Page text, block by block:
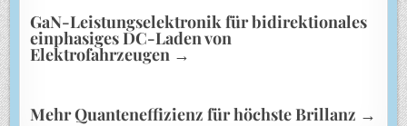
GaN-Leistungselektronik für bidirektionales
einphasiges DC-Laden von
Elektrofahrzeugen →
Mehr Quanteneffizienz für höchste Brillanz →